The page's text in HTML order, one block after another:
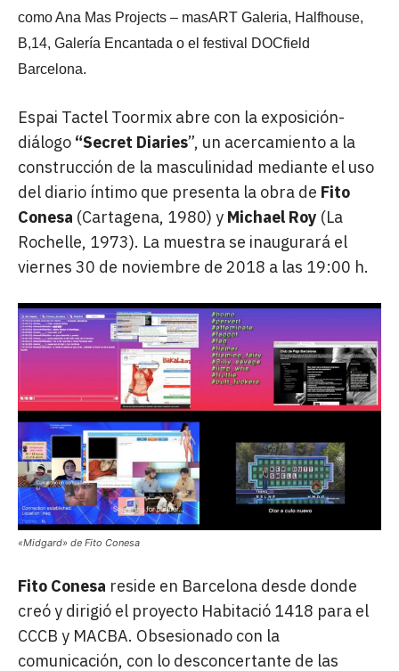
como Ana Mas Projects – masART Galeria, Halfhouse,
B,14, Galería Encantada o el festival DOCfield
Barcelona.
Espai Tactel Toormix abre con la exposición-
diálogo “Secret Diaries”, un acercamiento a la
construcción de la masculinidad mediante el uso
del diario íntimo que presenta la obra de Fito
Conesa (Cartagena, 1980) y Michael Roy (La
Rochelle, 1973). La muestra se inaugurará el
viernes 30 de noviembre de 2018 a las 19:00 h.
«Midgard» de Fito Conesa
Fito Conesa reside en Barcelona desde donde
creó y dirigió el proyecto Habitació 1418 para el
CCCB y MACBA. Obsesionado con la
comunicación, con lo desconcertante de las